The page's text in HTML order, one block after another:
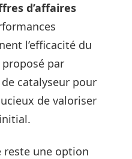
d’affaires
l’efficacité du
par
catalyseur pour
de valoriser
reste une option